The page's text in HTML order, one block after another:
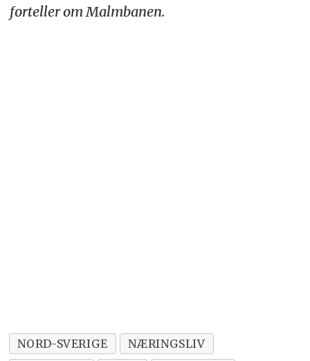
forteller om Malmbanen.
NORD-SVERIGE
NÆRINGSLIV